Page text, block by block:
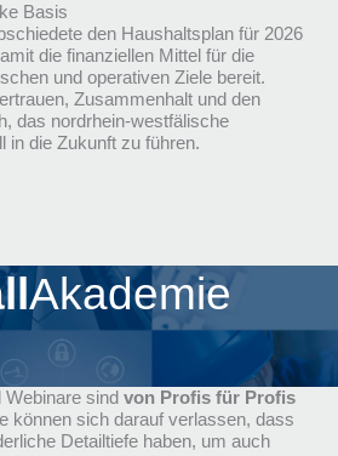
Basis
den Haushaltsplan für 2026
die finanziellen Mittel für die
und operativen Ziele bereit.
Zusammenhalt und den
das nordrhein-westfälische
in die Zukunft zu führen.
Akademie
sind von Profis für Profis
können sich darauf verlassen, dass
Detailtiefe haben, um auch